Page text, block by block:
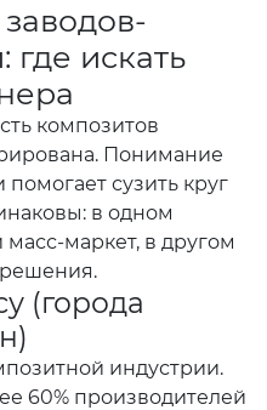
где искать
композитов
Понимание
сузить круг
в одном
маркет, в другом
(города
индустрии.
60% производителей